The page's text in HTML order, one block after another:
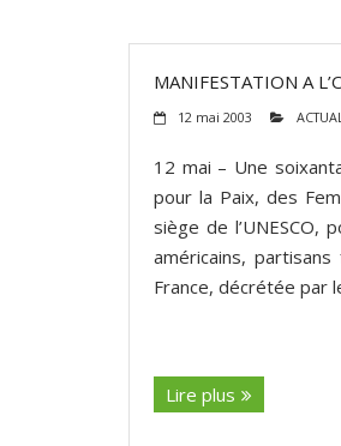
MANIFESTATION A
12 mai 2003
12 mai – Une
pour la Paix, des
siège de l’UNESCO,
américains,
France, décrétée par
Lire plus